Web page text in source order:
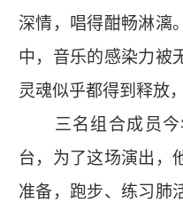
深情，唱得酣畅淋漓
中，音乐的感染力被
灵魂似乎都得到释放
三名组合成员今
台，为了这场演出，
准备，跑步、练习肺